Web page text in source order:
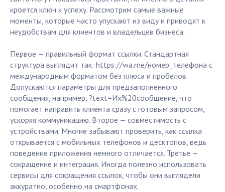
кроется ключ к успеху. Рассмотрим самые важные
моменты, которые часто упускают из виду и приводят к
неудобствам для клиентов и владельцев бизнеса.
Первое — правильный формат ссылки. Стандартная
структура выглядит так: https://wa.me/номер_телефона с
международным форматом без плюса и пробелов.
Допускаются параметры для предзаполненного
сообщения, например, ?text=Их%20сообщение, что
помогает направить клиента сразу с готовым запросом,
ускоряя коммуникацию. Второе — совместимость с
устройствами. Многие забывают проверить, как ссылка
открывается с мобильных телефонов и десктопов, ведь
поведение приложения немного отличается. Третье —
сокращение и интеграция. Иногда полезно использовать
сервисы для сокращения ссылок, чтобы они выглядели
аккуратно, особенно на смартфонах.